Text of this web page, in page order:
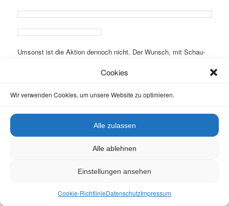
Cookies
Wir verwenden Cookies, um unsere Website zu optimieren.
Alle zulassen
Alle ablehnen
Einstellungen ansehen
Cookie-RichtlinieDatenschutzImpressum
Umsonst ist die Aktion dennoch nicht. Der Wunsch, mit Schau-
Insektenwelt, ins Gespräch zu kommen, ist mehr als erfüllt.
aus, wie ein Schweinfurter Ehepaar berichtete.
Vielen Dank euch allen aus Nah und Fern für euren
Bienennahrung ,FKBB e. V.
Regionales (Franken & Bayern),Termine "Bienen-